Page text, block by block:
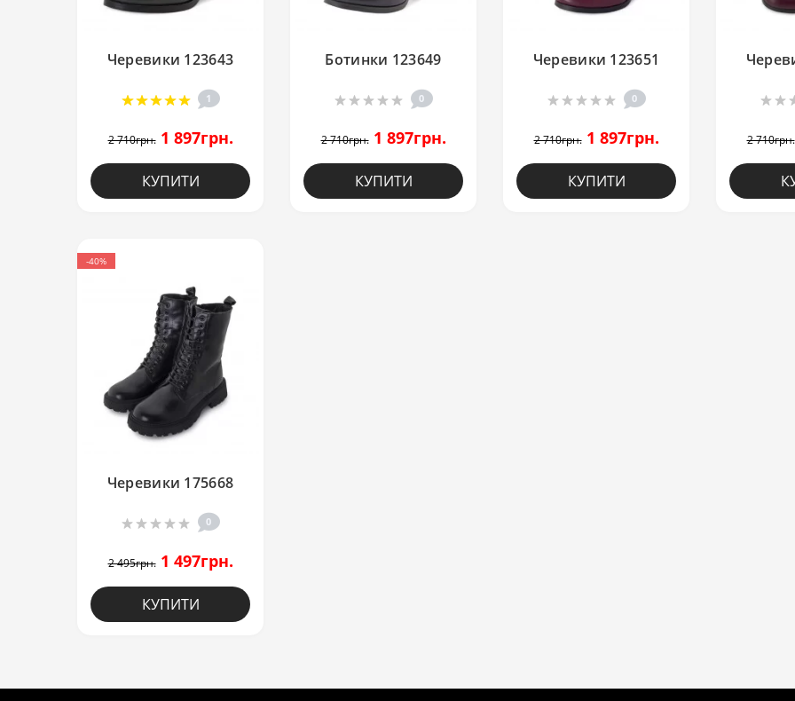
Черевики 123643
1
2 710грн. 1 897грн.
КУПИТИ
Ботинки 123649
0
2 710грн. 1 897грн.
КУПИТИ
Черевики 123651
0
2 710грн. 1 897грн.
КУПИТИ
2 710грн.
-40%
Черевики 175668
0
2 495грн. 1 497грн.
КУПИТИ